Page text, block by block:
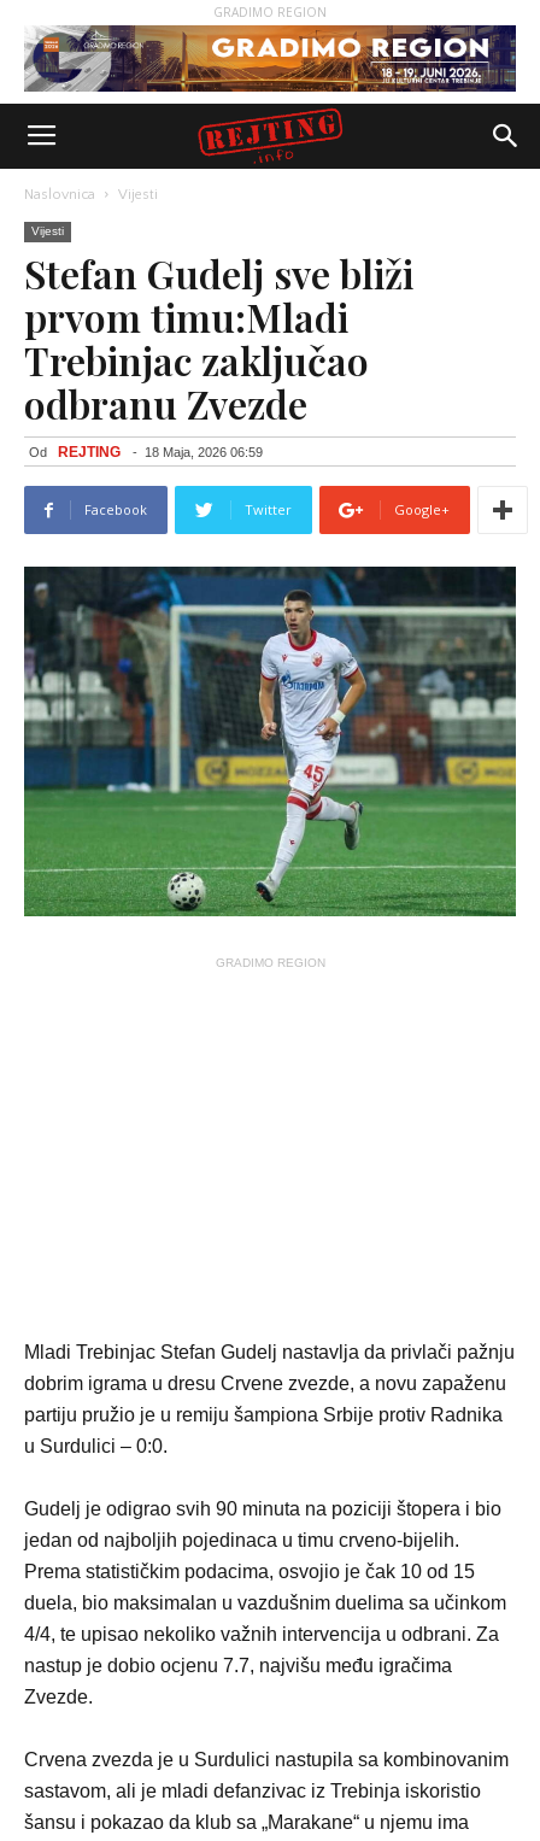
GRADIMO REGION
Naslovnica Vijesti
Vijesti
Stefan Gudelj sve bliži
prvom timu:Mladi
Trebinjac zaključao
odbranu Zvezde
Od REJTING - 18 Maja, 2026 06:59
Facebook Twitter Google+
GRADIMO REGION
Mladi Trebinjac Stefan Gudelj nastavlja da privlači pažnju
dobrim igrama u dresu Crvene zvezde, a novu zapaženu
partiju pružio je u remiju šampiona Srbije protiv Radnika
u Surdulici – 0:0.
Gudelj je odigrao svih 90 minuta na poziciji štopera i bio
jedan od najboljih pojedinaca u timu crveno-bijelih.
Prema statističkim podacima, osvojio je čak 10 od 15
duela, bio maksimalan u vazdušnim duelima sa učinkom
4/4, te upisao nekoliko važnih intervencija u odbrani. Za
nastup je dobio ocjenu 7.7, najvišu među igračima
Zvezde.
Crvena zvezda je u Surdulici nastupila sa kombinovanim
sastavom, ali je mladi defanzivac iz Trebinja iskoristio
šansu i pokazao da klub sa „Marakane“ u njemu ima